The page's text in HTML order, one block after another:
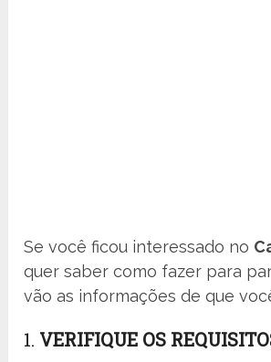
Se você ficou interessado no
quer saber como fazer para
vão as informações de que
1. VERIFIQUE OS